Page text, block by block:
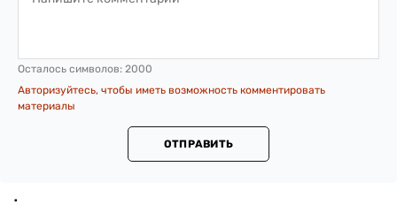
Осталось символов: 2000
Авторизуйтесь, чтобы иметь возможность комментировать
материалы
ОТПРАВИТЬ